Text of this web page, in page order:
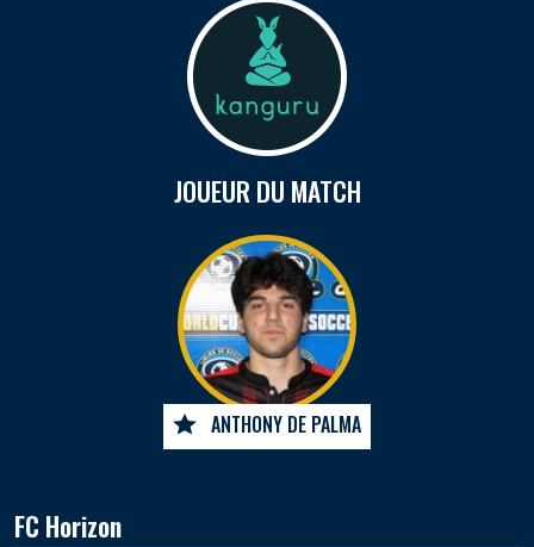
JOUEUR DU MATCH
ANTHONY DE PALMA
FC Horizon